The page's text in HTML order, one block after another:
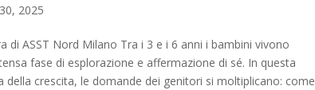
2025
di ASST Nord Milano Tra i 3 e i 6 anni i bambini vivono
fase di esplorazione e affermazione di sé. In questa
della crescita, le domande dei genitori si moltiplicano: come